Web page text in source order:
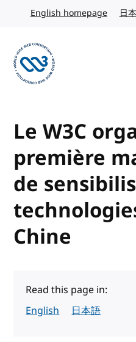
Skip to content
English homepage 日
Le W3C
première
de
Chine
Read this page in:
English
日本語